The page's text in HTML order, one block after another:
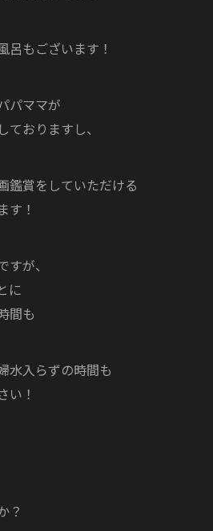
呂もございます！
パママが
おりますし、
鑑賞をしていただける
す！
が、
に
間も
水入らずの時間も
い！
？